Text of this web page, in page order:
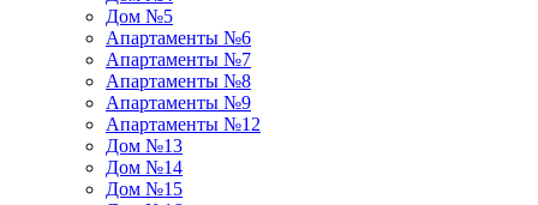
Дом №5
Апартаменты №6
Апартаменты №7
Апартаменты №8
Апартаменты №9
Апартаменты №12
Дом №13
Дом №14
Дом №15